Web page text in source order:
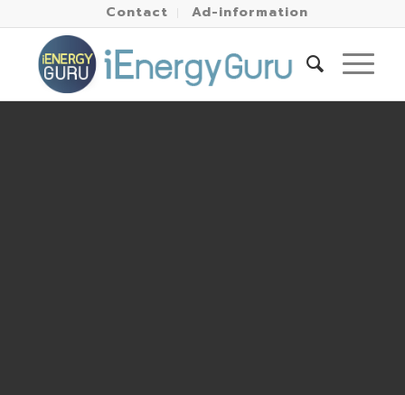
Contact Ad-information